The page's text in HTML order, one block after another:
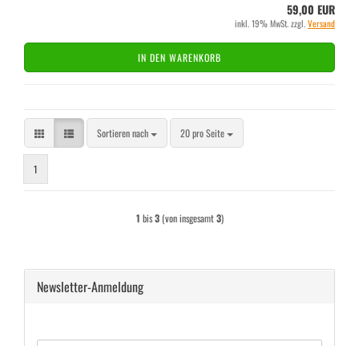
59,00 EUR
inkl. 19% MwSt. zzgl.Versand
IN DEN WARENKORB
Sortieren nach
Sortieren nach 20 pro Seite
pro Seite
1
1 bis3(von insgesamt3)
Newsletter-Anmeldung